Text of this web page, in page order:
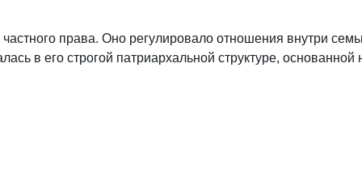
права. Оно регулировало отношения внутри
в его строгой патриархальной структуре,